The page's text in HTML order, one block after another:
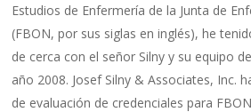
Estudios de Enfermería de la Junta de
(FBON, por sus siglas en inglés), he
de cerca con el señor Silny y su equipo
año 2008. Josef Silny & Associates, Inc.
de evaluación de credenciales para